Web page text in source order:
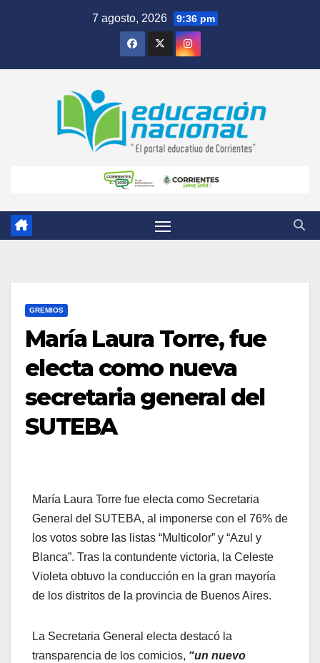
7 agosto, 2026 9:36 pm
GREMIOS
María Laura Torre, fue
electa como nueva
secretaria general del
SUTEBA
María Laura Torre fue electa como Secretaria
General del SUTEBA, al imponerse con el 76% de
los votos sobre las listas “Multicolor” y “Azul y
Blanca”. Tras la contundente victoria, la Celeste
Violeta obtuvo la conducción en la gran mayoría
de los distritos de la provincia de Buenos Aires.
La Secretaria General electa destacó la
transparencia de los comicios, “un nuevo